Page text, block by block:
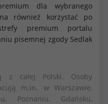
dla wybranego
również korzystać po
premium portalu
pisemnej zgody Sedlak
z całej Polski. Osoby
m.in. w Warszawie,
Poznaniu, Gdańsku,